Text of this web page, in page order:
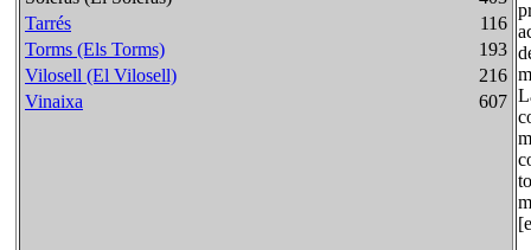
Tarrés
116
Torms (Els Torms)
193
Vilosell (El Vilosell)
216
Vinaixa
607